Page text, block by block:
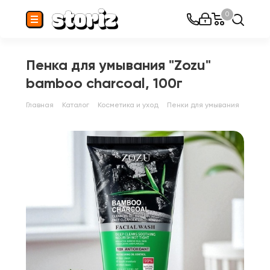
0
Пенка для умывания "Zozu"
bamboo charcoal, 100г
Главная Каталог Косметика и уход Пенки для умывания